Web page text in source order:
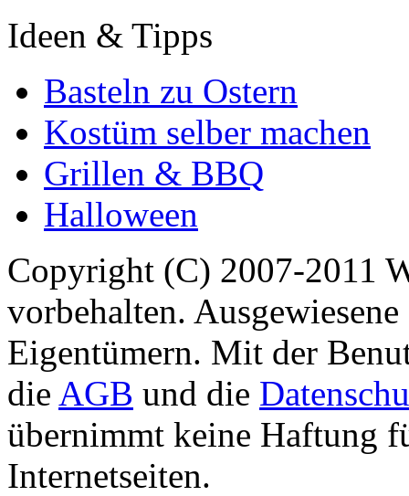
Ideen & Tipps
Basteln zu Ostern
Kostüm selber machen
Grillen & BBQ
Halloween
Copyright (C) 2007-2011
vorbehalten.
Eigentümern. Mit der
die AGB und die
übernimmt keine Haftung
Internetseiten.